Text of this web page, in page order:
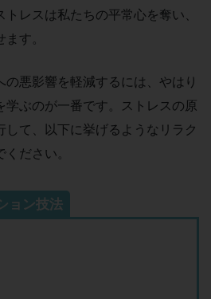
レスは私たちの平常心を奪い、
す。
の悪影響を軽減するには、やはり
学ぶのが一番です。ストレスの原
して、以下に挙げるようなリラク
ださい。
ョン技法